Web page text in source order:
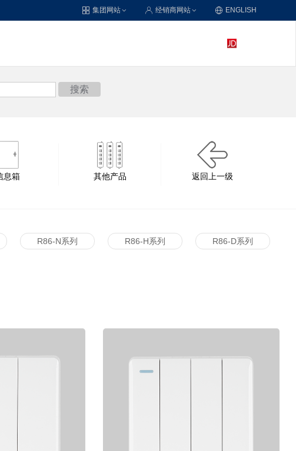
集团网站 经销商网站 ENGLISH
搜索
息箱 其他产品 返回上一级
R86-N系列 R86-H系列 R86-D系列